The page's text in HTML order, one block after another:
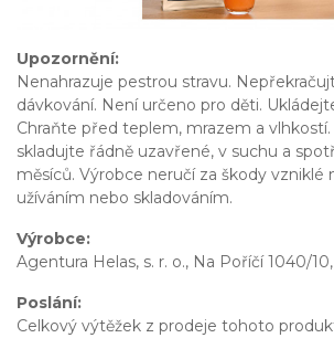
Upozornění:
Nenahrazuje pestrou stravu.
dávkování. Není určeno pro děti.
Chraňte před teplem, mrazem a
skladujte řádně uzavřené, v suchu a
měsíců. Výrobce neručí za škody vzniklé
užíváním nebo skladováním.
Výrobce:
Agentura Helas, s. r. o., Na Poříčí 1040/
Poslání:
Celkový výtěžek z prodeje tohoto